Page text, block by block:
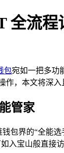
全流程
包宛如一把多功
作，本文将深
管家
钱包界的“全能
入宝山般直接